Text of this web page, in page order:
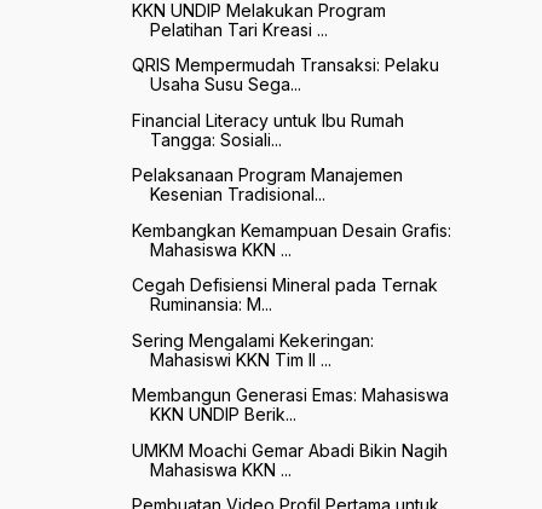
KKN UNDIP Melakukan Program
Pelatihan Tari Kreasi ...
QRIS Mempermudah Transaksi: Pelaku
Usaha Susu Sega...
Financial Literacy untuk Ibu Rumah
Tangga: Sosiali...
Pelaksanaan Program Manajemen
Kesenian Tradisional...
Kembangkan Kemampuan Desain Grafis:
Mahasiswa KKN ...
Cegah Defisiensi Mineral pada Ternak
Ruminansia: M...
Sering Mengalami Kekeringan:
Mahasiswi KKN Tim II ...
Membangun Generasi Emas: Mahasiswa
KKN UNDIP Berik...
UMKM Moachi Gemar Abadi Bikin Nagih
Mahasiswa KKN ...